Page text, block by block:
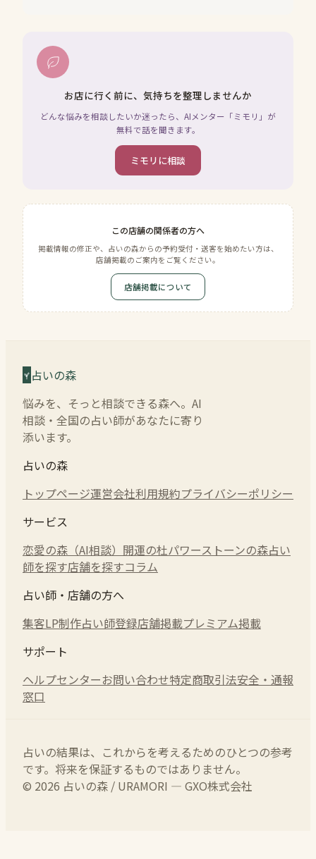
お店に行く前に、気持ちを整理しませんか
どんな悩みを相談したいか迷ったら、AIメンター「ミモリ」が
無料で話を聞きます。
ミモリに相談
この店舗の関係者の方へ
掲載情報の修正や、占いの森からの予約受付・送客を始めたい方は、
店舗掲載のご案内をご覧ください。
店舗掲載について
占いの森
悩みを、そっと相談できる森へ。AI
相談・全国の占い師があなたに寄り
添います。
占いの森
トップページ運営会社利用規約プライバシーポリシー
サービス
恋愛の森（AI相談） 開運の杜パワーストーンの森占い
師を探す店舗を探すコラム
占い師・店舗の方へ
集客LP制作占い師登録店舗掲載プレミアム掲載
サポート
ヘルプセンターお問い合わせ特定商取引法安全・通報
窓口
占いの結果は、これからを考えるためのひとつの参考
です。将来を保証するものではありません。
© 2026 占いの森 / URAMORI — GXO株式会社